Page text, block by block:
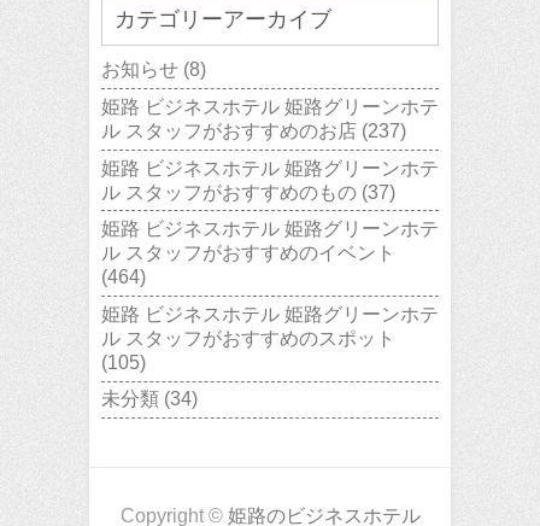
カテゴリーアーカイブ
お知らせ (8)
姫路 ビジネスホテル 姫路グリーンホテ
ル スタッフがおすすめのお店 (237)
姫路 ビジネスホテル 姫路グリーンホテ
ル スタッフがおすすめのもの (37)
姫路 ビジネスホテル 姫路グリーンホテ
ル スタッフがおすすめのイベント
(464)
姫路 ビジネスホテル 姫路グリーンホテ
ル スタッフがおすすめのスポット
(105)
未分類 (34)
Copyright © 姫路のビジネスホテル